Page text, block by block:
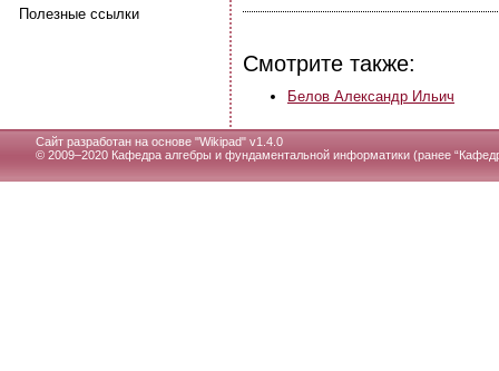
Полезные ссылки
Смотрите также:
Белов Александр Ильич
Сайт разработан на основе "Wikipad" v1.4.0
© 2009–2020 Кафедра алгебры и фундаментальной информатики (ранее